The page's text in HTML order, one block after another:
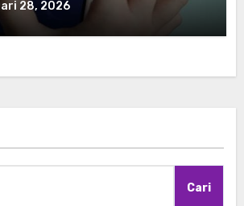
28, 2026
Cari